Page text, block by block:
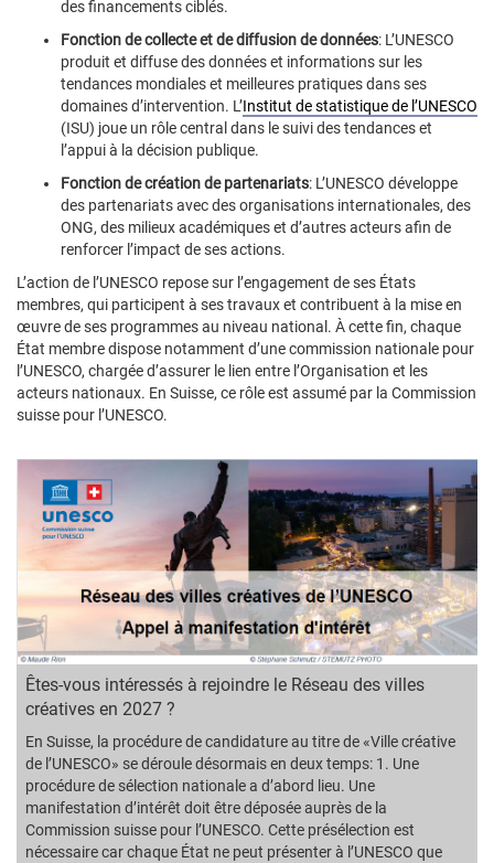
des financements ciblés.
Fonction de collecte et de diffusion de données: L’UNESCO
produit et diffuse des données et informations sur les
tendances mondiales et meilleures pratiques dans ses
domaines d’intervention. L’Institut de statistique de l’UNESCO
(ISU) joue un rôle central dans le suivi des tendances et
l’appui à la décision publique.
Fonction de création de partenariats: L’UNESCO développe
des partenariats avec des organisations internationales, des
ONG, des milieux académiques et d’autres acteurs afin de
renforcer l’impact de ses actions.
L’action de l’UNESCO repose sur l’engagement de ses États
membres, qui participent à ses travaux et contribuent à la mise en
œuvre de ses programmes au niveau national. À cette fin, chaque
État membre dispose notamment d’une commission nationale pour
l’UNESCO, chargée d’assurer le lien entre l’Organisation et les
acteurs nationaux. En Suisse, ce rôle est assumé par la Commission
suisse pour l’UNESCO.
Êtes-vous intéressés à rejoindre le Réseau des villes
créatives en 2027 ?
En Suisse, la procédure de candidature au titre de «Ville créative
de l’UNESCO» se déroule désormais en deux temps: 1. Une
procédure de sélection nationale a d’abord lieu. Une
manifestation d’intérêt doit être déposée auprès de la
Commission suisse pour l’UNESCO. Cette présélection est
nécessaire car chaque État ne peut présenter à l’UNESCO que